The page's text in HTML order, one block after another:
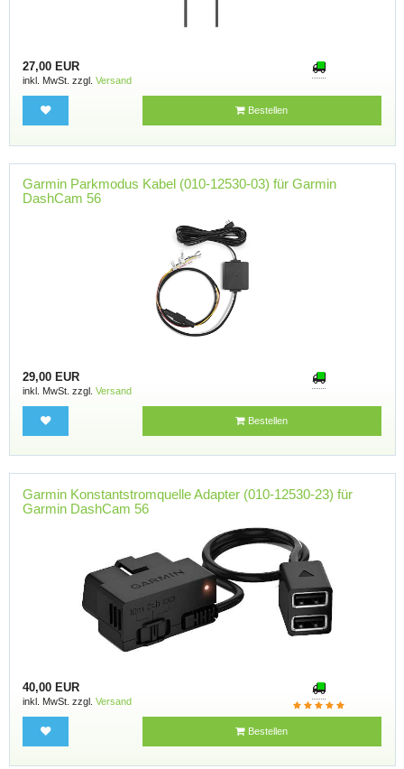
27,00 EUR
inkl. MwSt. zzgl. Versand
Bestellen
Garmin Parkmodus Kabel (010-12530-03) für Garmin
DashCam 56
29,00 EUR
inkl. MwSt. zzgl. Versand
Bestellen
Garmin Konstantstromquelle Adapter (010-12530-23) für
Garmin DashCam 56
40,00 EUR
inkl. MwSt. zzgl. Versand
Bestellen